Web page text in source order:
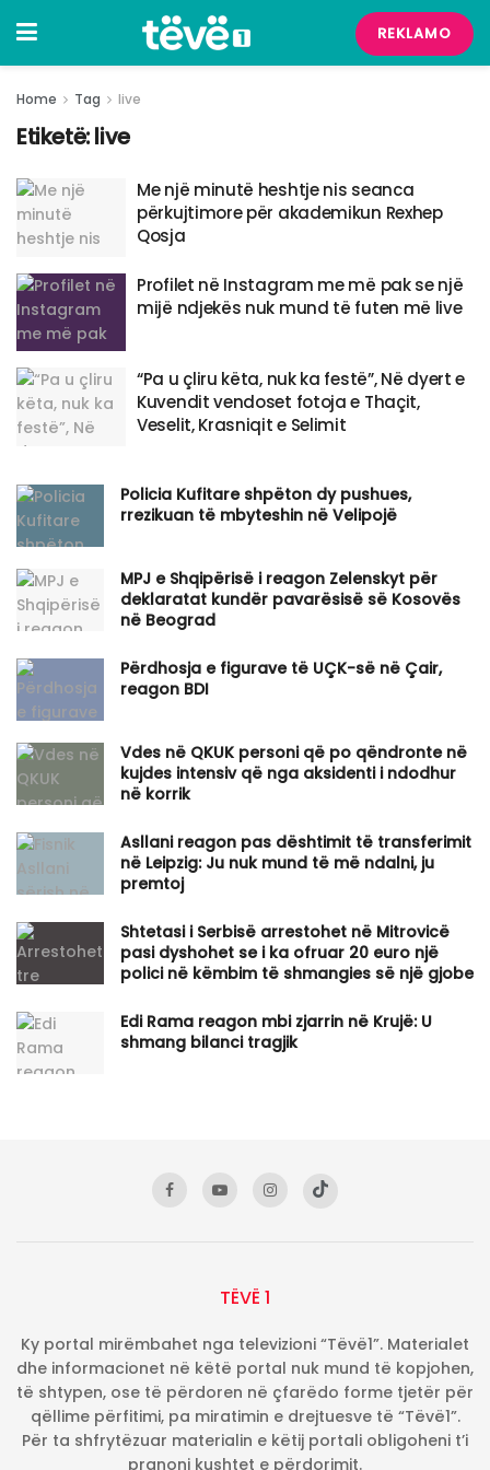
REKLAMO
Home Tag live
Etiketë:live
Me një minutë heshtje nis seanca
përkujtimore për akademikun Rexhep
Qosja
Profilet në Instagram me më pak se një
mijë ndjekës nuk mund të futen më live
“Pa u çliru këta, nuk ka festë”, Në dyert e
Kuvendit vendoset fotoja e Thaçit,
Veselit, Krasniqit e Selimit
Policia Kufitare shpëton dy pushues,
rrezikuan të mbyteshin në Velipojë
MPJ e Shqipërisë i reagon Zelenskyt për
deklaratat kundër pavarësisë së Kosovës
në Beograd
Përdhosja e figurave të UÇK-së në Çair,
reagon BDI
Vdes në QKUK personi që po qëndronte në
kujdes intensiv që nga aksidenti i ndodhur
në korrik
Asllani reagon pas dështimit të transferimit
në Leipzig: Ju nuk mund të më ndalni, ju
premtoj
Shtetasi i Serbisë arrestohet në Mitrovicë
pasi dyshohet se i ka ofruar 20 euro një
polici në këmbim të shmangies së një gjobe
Edi Rama reagon mbi zjarrin në Krujë: U
shmang bilanci tragjik
TËVË 1
Ky portal mirëmbahet nga televizioni “Tëvë1”. Materialet
dhe informacionet në këtë portal nuk mund të kopjohen,
të shtypen, ose të përdoren në çfarëdo forme tjetër për
qëllime përfitimi, pa miratimin e drejtuesve të “Tëvë1”.
Për ta shfrytëzuar materialin e këtij portali obligoheni t’i
pranoni kushtet e përdorimit.